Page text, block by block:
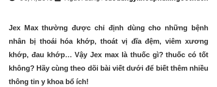
Jex Max thường được chỉ định dùng cho những bệnh
nhân bị thoái hóa khớp, thoát vị đĩa đệm, viêm xương
khớp, đau khớp… Vậy Jex max là thuốc gì? thuốc có tốt
không? Hãy cùng theo dõi bài viết dưới để biết thêm nhiều
thông tin y khoa bổ ích!